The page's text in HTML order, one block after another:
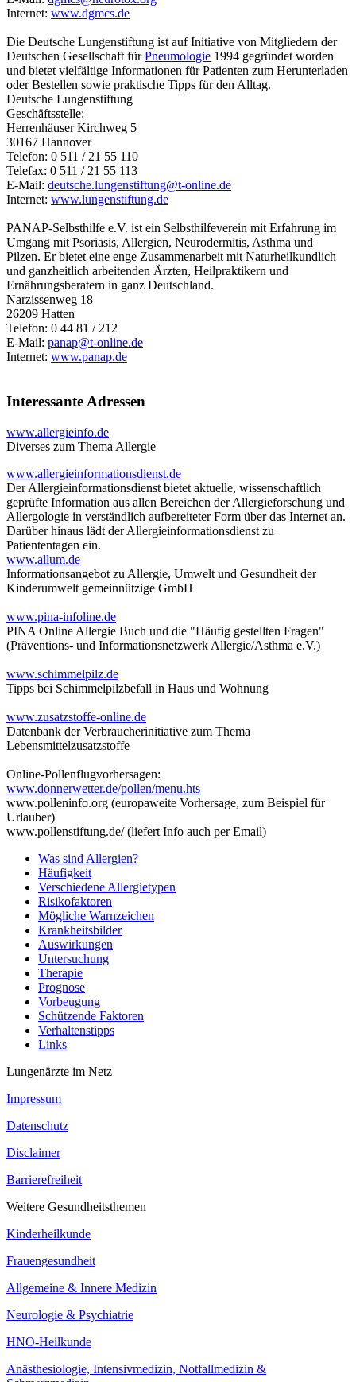
Internet: www.dgmcs.de
Die Deutsche Lungenstiftung ist auf Initiative von Mitgliedern der
Deutschen Gesellschaft fürPneumologie 1994 gegründet worden
und bietet vielfältige Informationen für Patienten zum Herunterladen
oder Bestellen sowie praktische Tipps für den Alltag.
Deutsche Lungenstiftung
Geschäftsstelle:
Herrenhäuser Kirchweg 5
30167 Hannover
Telefon: 0 511 / 21 55 110
Telefax: 0 511 / 21 55 113
E-Mail: deutsche.lungenstiftung@t-online.de
Internet: www.lungenstiftung.de
PANAP-Selbsthilfe e.V. ist ein Selbsthilfeverein mit Erfahrung im
Umgang mit Psoriasis, Allergien, Neurodermitis, Asthma und
Pilzen. Er bietet eine enge Zusammenarbeit mit Naturheilkundlich
und ganzheitlich arbeitenden Ärzten, Heilpraktikern und
Ernährungsberatern in ganz Deutschland.
Narzissenweg 18
26209 Hatten
Telefon: 0 44 81 / 212
E-Mail: panap@t-online.de
Internet: www.panap.de
Interessante Adressen
www.allergieinfo.de
Diverses zum Thema Allergie
www.allergieinformationsdienst.de
Der Allergieinformationsdienst bietet aktuelle, wissenschaftlich
geprüfte Information aus allen Bereichen der Allergieforschung und
Allergologie in verständlich aufbereiteter Form über das Internet an.
Darüber hinaus lädt der Allergieinformationsdienst zu
Patiententagen ein.
www.allum.de
Informationsangebot zu Allergie, Umwelt und Gesundheit der
Kinderumwelt gemeinnützige GmbH
www.pina-infoline.de
PINA Online Allergie Buch und die "Häufig gestellten Fragen"
(Präventions- und Informationsnetzwerk Allergie/Asthma e.V.)
www.schimmelpilz.de
Tipps bei Schimmelpilzbefall in Haus und Wohnung
www.zusatzstoffe-online.de
Datenbank der Verbraucherinitiative zum Thema
Lebensmittelzusatzstoffe
Online-Pollenflugvorhersagen:
www.donnerwetter.de/pollen/menu.hts
www.polleninfo.org (europaweite Vorhersage, zum Beispiel für
Urlauber)
www.pollenstiftung.de/ (liefert Info auch per Email)
Was sind Allergien?
Häufigkeit
Verschiedene Allergietypen
Risikofaktoren
Mögliche Warnzeichen
Krankheitsbilder
Auswirkungen
Untersuchung
Therapie
Prognose
Vorbeugung
Schützende Faktoren
Verhaltenstipps
Links
Lungenärzte im Netz
Impressum
Datenschutz
Disclaimer
Barrierefreiheit
Weitere Gesundheitsthemen
Kinderheilkunde
Frauengesundheit
Allgemeine & Innere Medizin
Neurologie & Psychiatrie
HNO-Heilkunde
Anästhesiologie, Intensivmedizin, Notfallmedizin &